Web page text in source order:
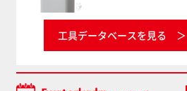
工具データベースを見る